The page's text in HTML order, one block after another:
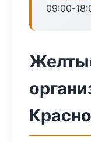
09:00-